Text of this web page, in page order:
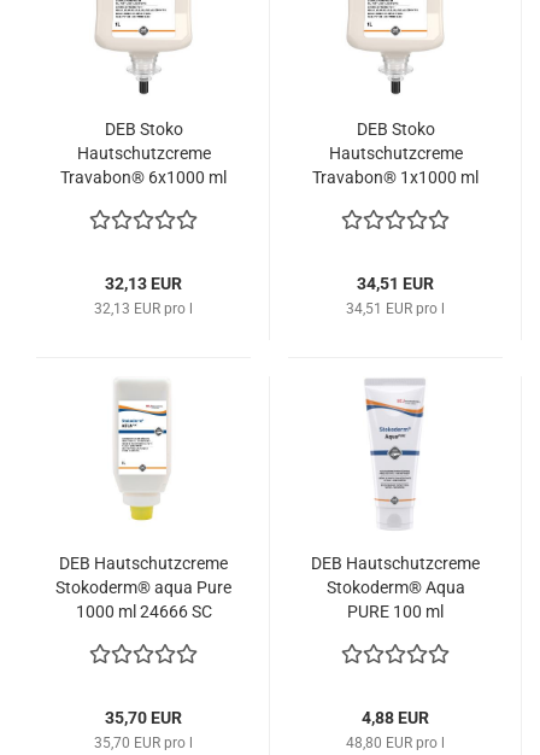
DEB Stoko
Hautschutzcreme
Travabon® 6x1000 ml
32,13 EUR
32,13 EUR pro l
DEB Stoko
Hautschutzcreme
Travabon® 1x1000 ml
34,51 EUR
34,51 EUR pro l
DEB Hautschutzcreme
Stokoderm® aqua Pure
1000 ml 24666 SC
35,70 EUR
35,70 EUR pro l
DEB Hautschutzcreme
Stokoderm® Aqua
PURE 100 ml
Johnson
4,88 EUR
48,80 EUR pro l